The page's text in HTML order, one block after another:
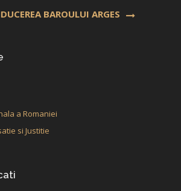
BAROULUI ARGES
a Romaniei
si Justitie